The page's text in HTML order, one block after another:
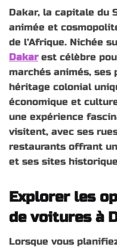
Dakar, la capitale du
animée et
de l’Afrique. Nichée
Dakarest célèbre
marchés animés, ses
héritage colonial
économique et
une expérience
visitent, avec ses
restaurants offrant
et ses sites
Explorer les
de voitures à
Lorsque vous